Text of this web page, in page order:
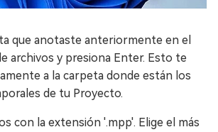
que anotaste anteriormente en el
archivos y presiona Enter. Esto te
a la carpeta donde están los
de tu Proyecto.
con la extensión '.mpp'. Elige el más